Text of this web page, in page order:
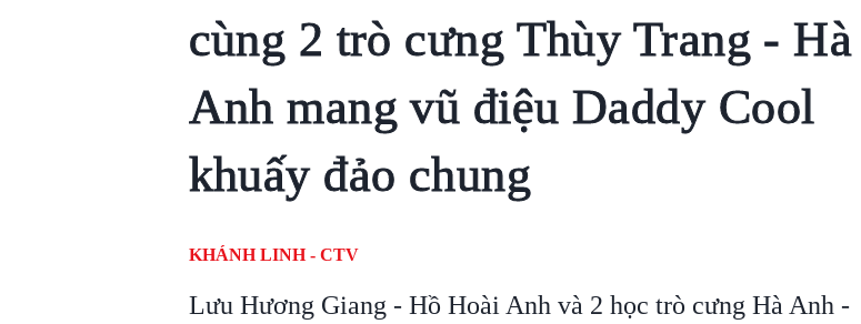
cùng 2 trò cưng Thùy Trang - Hà
Anh mang vũ điệu Daddy Cool
khuấy đảo chung
KHÁNH LINH - CTV
Lưu Hương Giang - Hồ Hoài Anh và 2 học trò cưng Hà Anh -